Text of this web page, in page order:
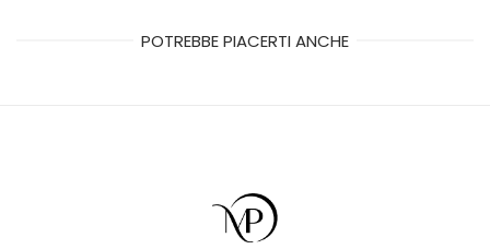
POTREBBE PIACERTI ANCHE